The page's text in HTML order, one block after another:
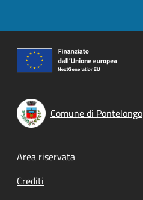
Comune di Pontelongo
Footer menu
Area riservata
Crediti